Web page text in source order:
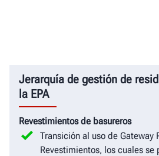
Jerarquía de gestión de
la EPA
Revestimientos de basureros
Transición al uso de Gateway
Revestimientos, los cuales se